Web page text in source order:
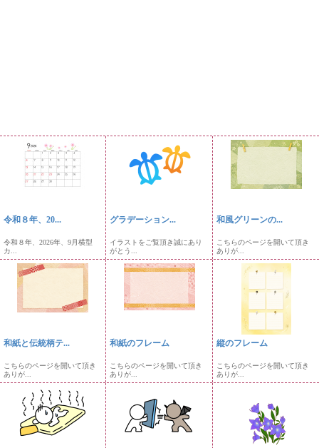
令和８年、20...
令和８年、2026年、9月横型
カ...
グラデーション...
イラストをご覧頂き誠にあり
がとう...
和風グリーンの...
こちらのページを開いて頂き
ありが...
和紙と伝統柄テ...
こちらのページを開いて頂き
ありが...
和紙のフレーム
こちらのページを開いて頂き
ありが...
縦のフレーム
こちらのページを開いて頂き
ありが...